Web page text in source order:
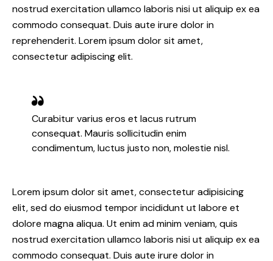
nostrud exercitation ullamco laboris nisi ut aliquip ex ea
commodo consequat. Duis aute irure dolor in
reprehenderit. Lorem ipsum dolor sit amet,
consectetur adipiscing elit.
Curabitur varius eros et lacus rutrum
consequat. Mauris sollicitudin enim
condimentum, luctus justo non, molestie nisl.
Lorem ipsum dolor sit amet, consectetur adipisicing
elit, sed do eiusmod tempor incididunt ut labore et
dolore magna aliqua. Ut enim ad minim veniam, quis
nostrud exercitation ullamco laboris nisi ut aliquip ex ea
commodo consequat. Duis aute irure dolor in